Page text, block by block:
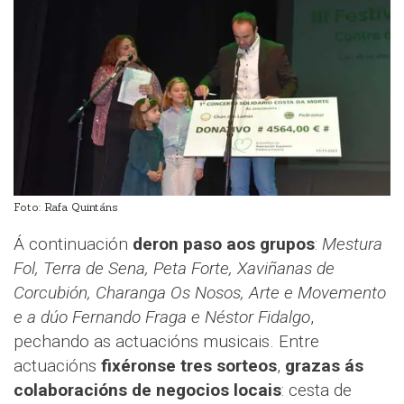
Foto: Rafa Quintáns
Á continuación deron paso aos grupos: Mestura
Fol, Terra de Sena, Peta Forte, Xaviñanas de
Corcubión, Charanga Os Nosos, Arte e Movemento
e a dúo Fernando Fraga e Néstor Fidalgo,
pechando as actuacións musicais. Entre
actuacións fixéronse tres sorteos, grazas ás
colaboracións de negocios locais: cesta de